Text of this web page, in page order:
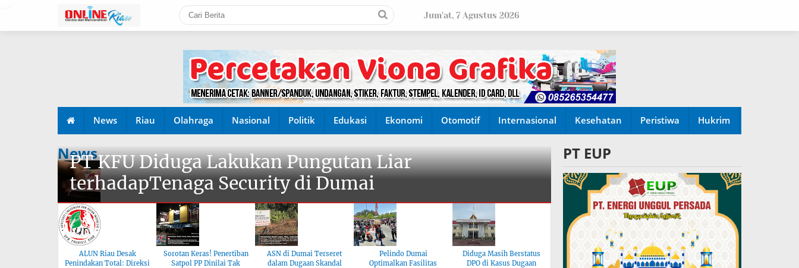
Jum'at, 7 Agustus 2026
News Riau Olahraga Nasional Politik Edukasi Ekonomi Otomotif Internasional Kesehatan Peristiwa Hukrim
News
PT KFU Diduga Lakukan Pungutan Liar
terhadapTenaga Security di Dumai
ALUN Riau Desak
Penindakan Total: Direksi
Sorotan Keras! Penertiban
Satpol PP Dinilai Tak
ASN di Dumai Terseret
dalam Dugaan Skandal
Pelindo Dumai
Optimalkan Fasilitas
Diduga Masih Berstatus
DPO di Kasus Dugaan
PT EUP